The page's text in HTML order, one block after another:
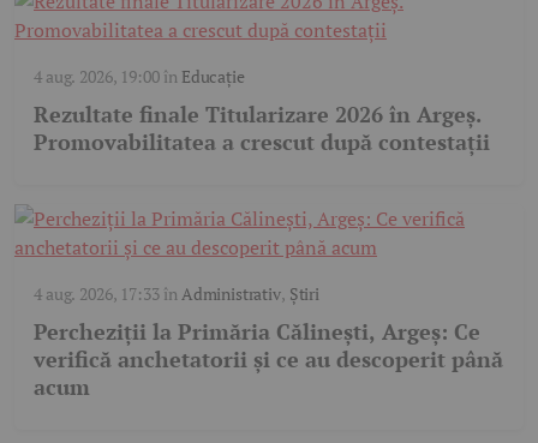
4 aug. 2026, 19:00în Educație
Rezultate finale Titularizare 2026 în Argeș.
Promovabilitatea a crescut după contestații
4 aug. 2026, 17:33în Administrativ, Știri
Percheziții la Primăria Călinești, Argeș: Ce
verifică anchetatorii și ce au descoperit până
acum